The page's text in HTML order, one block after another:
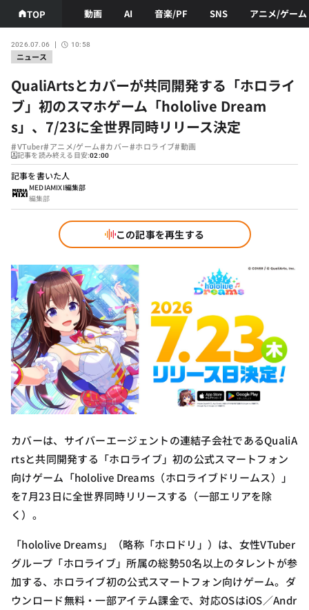
TOP 動画 AI 音楽/PF SNS アニメ/ゲーム
ニュース
2026.07.06 10:58
QualiArtsとカバーが共同開発する「ホロライ
ブ」初のスマホゲーム「hololive Dream
s」、7/23に全世界同時リリース決定
#VTuber#アニメ/ゲーム#カバー#ホロライブ#動画
記事を読み終える目安:02:00
記事を書いた人
MEDIAMIXI編集部
編集部
この記事を再生する
カバーは、サイバーエージェントの連結子会社であるQualiA
rtsと共同開発する「ホロライブ」初の公式スマートフォン
向けゲーム「hololive Dreams（ホロライブドリームス）」
を7月23日に全世界同時リリースする（一部エリアを除
く）。
「hololive Dreams」（略称「ホロドリ」）は、女性VTuber
グループ「ホロライブ」所属の総勢50名以上のタレントが参
加する、ホロライブ初の公式スマートフォン向けゲーム。ダ
ウンロード無料・一部アイテム課金で、対応OSはiOS／Andr